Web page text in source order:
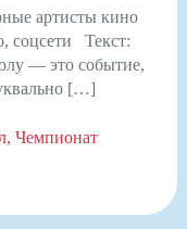
артисты кино
соцсети Текст:
— это событие,
[…]
Чемпионат